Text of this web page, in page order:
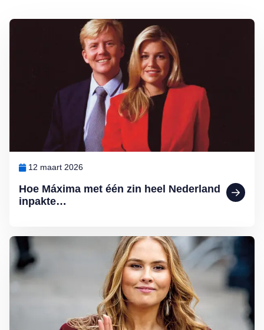
Hoe Máxima met één zin heel Nederland
inpakte…
12 maart 2026
Lees meer over Hoe Máxima met één zin heel Nederland inpakte…
Lees meer over Ten paleize: kiezen tussen liefde en troon